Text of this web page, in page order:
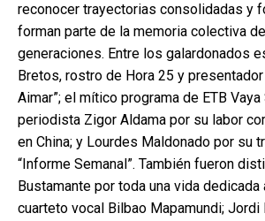
reconocer trayectorias consolidadas y
forman parte de la memoria colectiva
generaciones. Entre los galardonados
Bretos, rostro de Hora 25 y
Aimar”; el mítico programa de ETB Vaya
periodista Zigor Aldama por su labor
en China; y Lourdes Maldonado por su
“Informe Semanal”. También fueron
Bustamante por toda una vida dedicada
cuarteto vocal Bilbao Mapamundi; Jordi